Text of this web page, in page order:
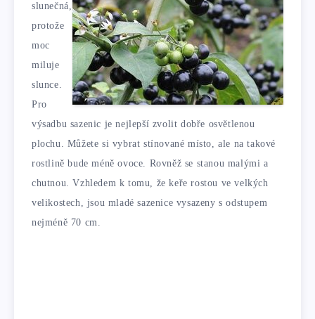
slunečná,
protože
moc
miluje
slunce.
Pro
výsadbu sazenic je nejlepší zvolit dobře osvětlenou
plochu. Můžete si vybrat stínované místo, ale na takové
rostlině bude méně ovoce. Rovněž se stanou malými a
chutnou. Vzhledem k tomu, že keře rostou ve velkých
velikostech, jsou mladé sazenice vysazeny s odstupem
nejméně 70 cm.